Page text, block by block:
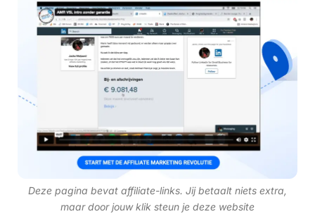
Deze pagina bevat affiliate-links. Jij betaalt niets extra,
maar door jouw klik steun je deze website